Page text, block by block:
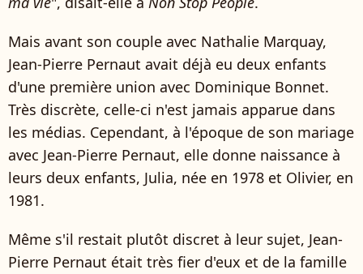
Mais avant son couple avec Nathalie Marquay,
Jean-Pierre Pernaut avait déjà eu deux enfants
d'une première union avec Dominique Bonnet.
Très discrète, celle-ci n'est jamais apparue dans
les médias. Cependant, à l'époque de son mariage
avec Jean-Pierre Pernaut, elle donne naissance à
leurs deux enfants, Julia, née en 1978 et Olivier, en
1981.
Même s'il restait plutôt discret à leur sujet, Jean-
Pierre Pernaut était très fier d'eux et de la famille